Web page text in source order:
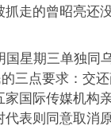
走的曾昭亮还
星期三单独同
三点要求：交
国际传媒机构
表则同意取消